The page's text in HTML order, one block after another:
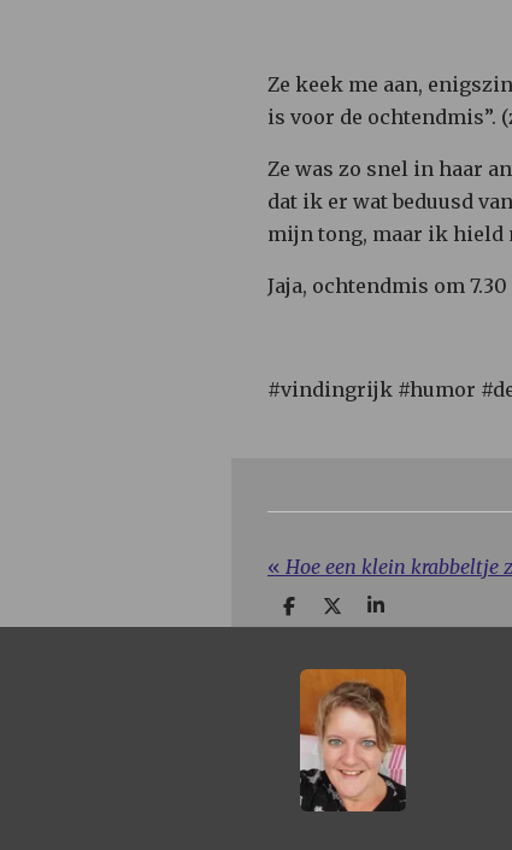
Ze keek me aan,
is voor de ochtendmis”.
Ze was zo snel in haar
dat ik er wat beduusd
mijn tong, maar ik hield
Jaja, ochtendmis om
#vindingrijk #humor
« Hoe een klein krabbeltje
D
e
D
e
l
S
h
r
e